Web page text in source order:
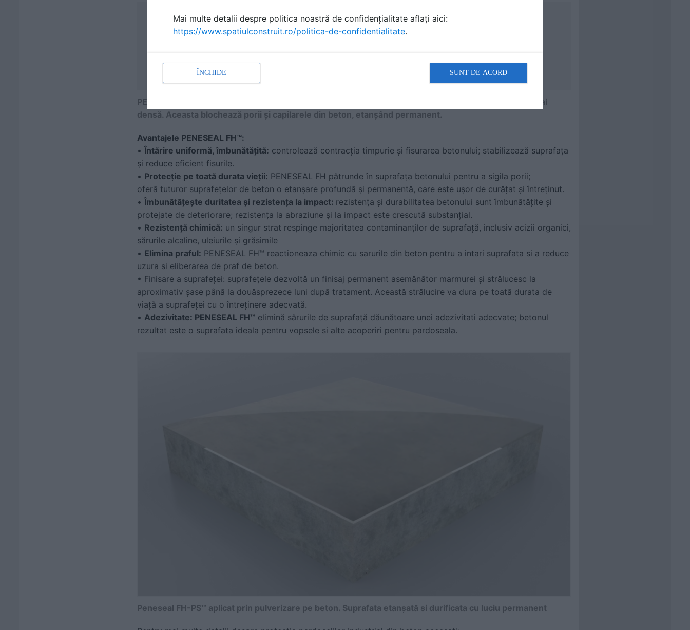
PENESEAL FH™ pătrunde în suprafața betonului unde reacționează pentru a forma o masă solidă și mai
densă. Aceasta blochează porii și capilarele din beton, etanșând permanent.
Avantajele PENESEAL FH™:
• Întărire uniformă, îmbunătățită: controlează contracția timpurie și fisurarea betonului; stabilizează suprafața
și reduce eficient fisurile.
• Protecție pe toată durata vieții: PENESEAL FH pătrunde în suprafața betonului pentru a sigila porii;
oferă tuturor suprafețelor de beton o etanșare profundă și permanentă, care este ușor de curățat și întreținut.
• Îmbunătățește duritatea și rezistența la impact: rezistența și durabilitatea betonului sunt îmbunătățite și
protejate de deteriorare; rezistența la abraziune și la impact este crescută substanțial.
• Rezistență chimică: un singur strat respinge majoritatea contaminanților de suprafață, inclusiv acizii organici,
sărurile alcaline, uleiurile și grăsimile
• Elimina praful: PENESEAL FH™ reactioneaza chimic cu sarurile din beton pentru a intari suprafata si a reduce
uzura si eliberarea de praf de beton.
• Finisare a suprafeței: suprafețele dezvoltă un finisaj permanent asemănător marmurei și strălucesc la
aproximativ șase până la douăsprezece luni după tratament. Această strălucire va dura pe toată durata de
viață a suprafeței cu o întreținere adecvată.
• Adezivitate: PENESEAL FH™ elimină sărurile de suprafață dăunătoare unei adezivitati adecvate; betonul
rezultat este o suprafata ideala pentru vopsele si alte acoperiri pentru pardoseala.
Peneseal FH-PS™ aplicat prin pulverizare pe beton. Suprafata etanșată si durificata cu luciu permanent
Mai multe detalii despre politica noastră de confidențialitate aflați aici:
https://www.spatiulconstruit.ro/politica-de-confidentialitate.
ÎNCHIDE SUNT DE ACORD